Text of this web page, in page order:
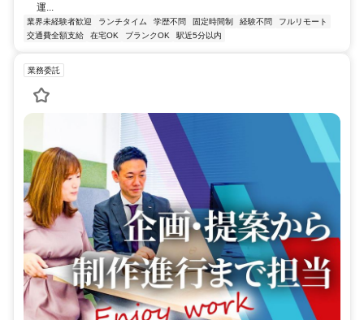
運...
業界未経験者歓迎 ランチタイム 学歴不問 固定時間制 経験不問
フルリモート
交通費全額支給
在宅OK ブランクOK 駅近5分以内
業務委託